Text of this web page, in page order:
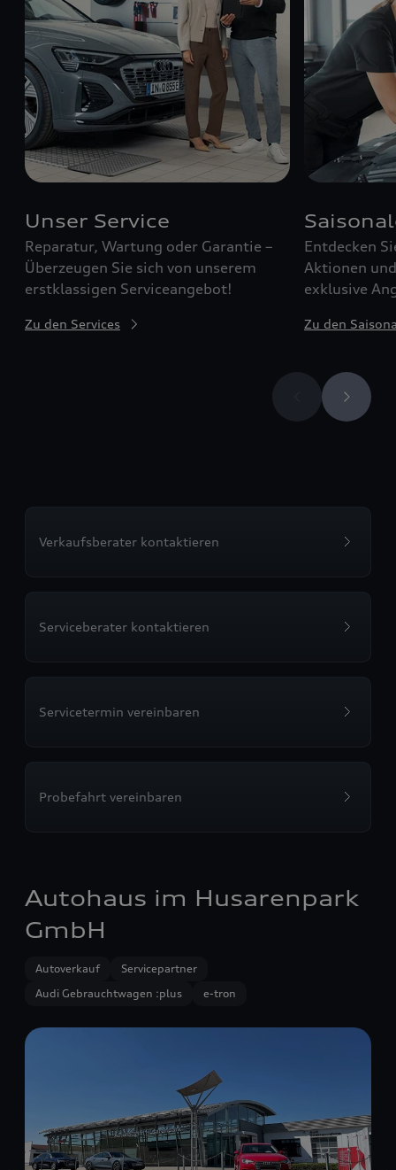
Unser Service
Reparatur, Wartung oder Garantie –
Überzeugen Sie sich von unserem
erstklassigen Serviceangebot!
Zu den Services
Entdecken
Aktionen
exklusive
Zu den
Verkaufsberater kontaktieren
Serviceberater kontaktieren
Servicetermin vereinbaren
Probefahrt vereinbaren
Autohaus im Husarenpark
GmbH
Autoverkauf
Servicepartner
Audi Gebrauchtwagen :plus
e-tron